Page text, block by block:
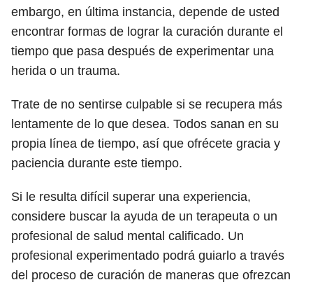
embargo, en última instancia, depende de usted
encontrar formas de lograr la curación durante el
tiempo que pasa después de experimentar una
herida o un trauma.
Trate de no sentirse culpable si se recupera más
lentamente de lo que desea. Todos sanan en su
propia línea de tiempo, así que ofrécete gracia y
paciencia durante este tiempo.
Si le resulta difícil superar una experiencia,
considere buscar la ayuda de un terapeuta o un
profesional de salud mental calificado. Un
profesional experimentado podrá guiarlo a través
del proceso de curación de maneras que ofrezcan